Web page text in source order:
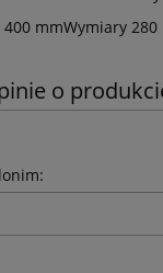
400 mmWymiary
o